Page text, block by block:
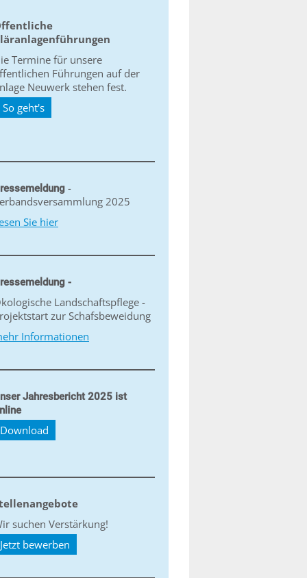
Termine für unsere
Führungen auf der
Neuwerk stehen fest.
So geht's
-
2025
Sie hier
-
Landschaftspflege -
zur Schafsbeweidung
Informationen
Jahresbericht 2025 ist
Download
suchen Verstärkung!
Jetzt bewerben